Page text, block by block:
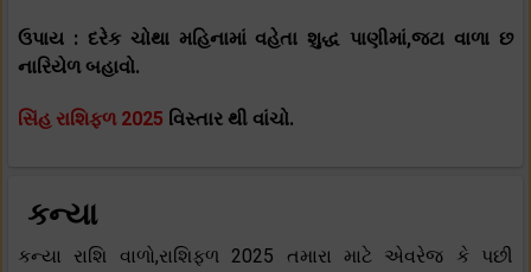
ઉપાય : દરેક ચોથા મહિનામાં વહેતા શુદ્ધ પાણીમાં,જટા વાળા છ
નારિયેળ બહાવો.
સિંહ રાશિફળ 2025 વિસ્તાર થી વાંચો.
કન્યા
કન્યા રાશિ વાળો,રાશિફળ 2025 તમારા માટે એવરેજ કે પછી